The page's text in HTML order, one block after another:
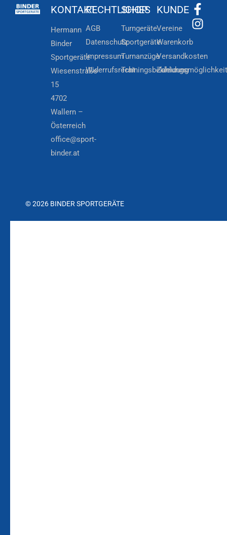
KONTAKT
Hermann
Binder
Sportgeräte
Wiesenstraße
15
4702
Wallern –
Österreich
office@sport-
binder.at
RECHTLICHES
AGB
Datenschutz
Impressum
Widerrufsrecht
SHOP
Turngeräte
Sportgeräte
Turnanzüge
Trainingsbekleidung
KUNDE
Vereine
Warenkorb
Versandkosten
© 2026 BINDER SPORTGERÄTE